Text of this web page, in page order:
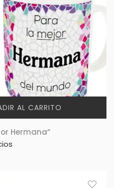
AL CARRITO
Hermana”